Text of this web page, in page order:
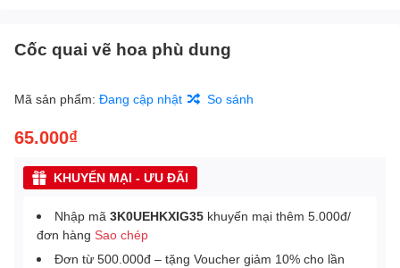
Cốc quai vẽ hoa phù dung
Mã sản phẩm: Đang cập nhật So sánh
65.000₫
KHUYẾN MẠI - ƯU ĐÃI
Nhập mã 3K0UEHKXIG35 khuyến mại thêm 5.000đ/
đơn hàng Sao chép
Đơn từ 500.000đ – tặng Voucher giảm 10% cho lần